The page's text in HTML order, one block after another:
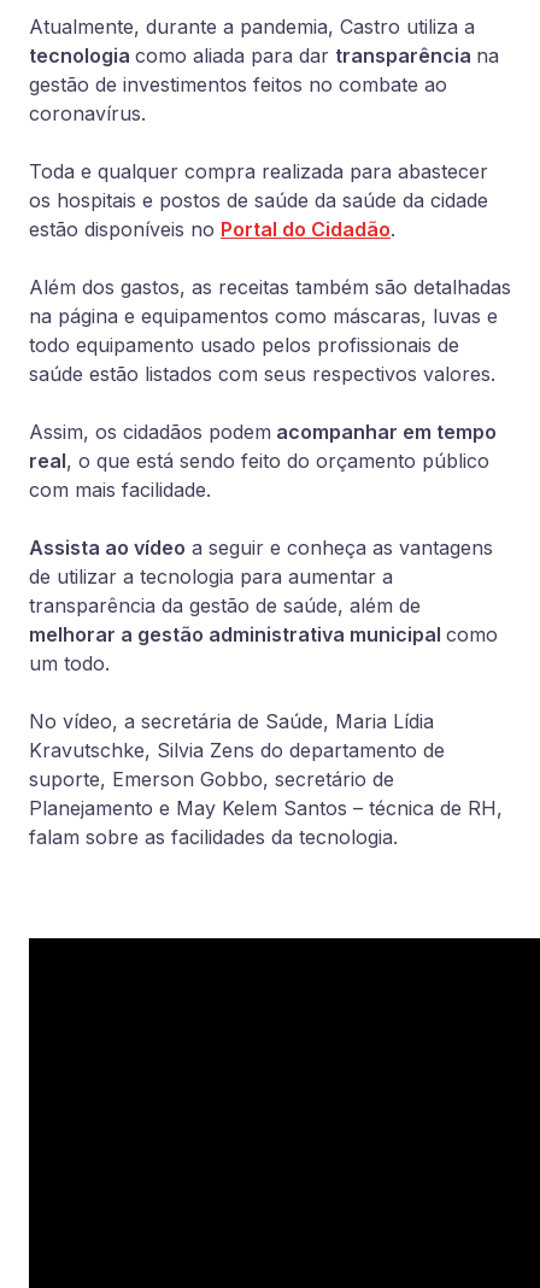
Atualmente, durante a pandemia, Castro utiliza a
tecnologia como aliada para dar transparência na
gestão de investimentos feitos no combate ao
coronavírus.
Toda e qualquer compra realizada para abastecer
os hospitais e postos de saúde da saúde da cidade
estão disponíveis no Portal do Cidadão.
Além dos gastos, as receitas também são detalhadas
na página e equipamentos como máscaras, luvas e
todo equipamento usado pelos profissionais de
saúde estão listados com seus respectivos valores.
Assim, os cidadãos podem acompanhar em tempo
real, o que está sendo feito do orçamento público
com mais facilidade.
Assista ao vídeo a seguir e conheça as vantagens
de utilizar a tecnologia para aumentar a
transparência da gestão de saúde, além de
melhorar a gestão administrativa municipal como
um todo.
No vídeo, a secretária de Saúde, Maria Lídia
Kravutschke, Silvia Zens do departamento de
suporte, Emerson Gobbo, secretário de
Planejamento e May Kelem Santos – técnica de RH,
falam sobre as facilidades da tecnologia.